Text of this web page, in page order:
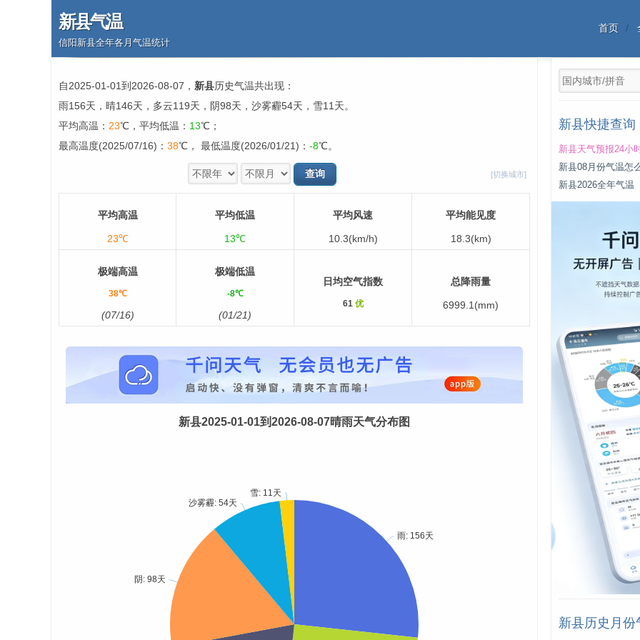
新县气温
信阳新县全年各月气温统计
首页
自2025-01-01到2026-08-07， 新县历史气温共出现：
雨156天，晴146天，多云119天，阴98天，沙雾霾54天，雪11天。
平均高温： 23℃，平均低温： 13℃；
最高温度(2025/07/16)： 38℃， 最低温度(2026/01/21)： -8℃。
[切换城市]
平均高温
23℃
平均低温
13℃
平均风速
10.3(km/h)
平均能见度
18.3(km)
极端高温
38℃
(07/16)
极端低温
-8℃
(01/21)
日均空气指数
61 优
总降雨量
6999.1(mm)
新县2025-01-01到2026-08-07晴雨天气分布图
新县快捷查询
新县天气预报24小
新县08月份气温怎
新县2026全年气温
新县历史月份